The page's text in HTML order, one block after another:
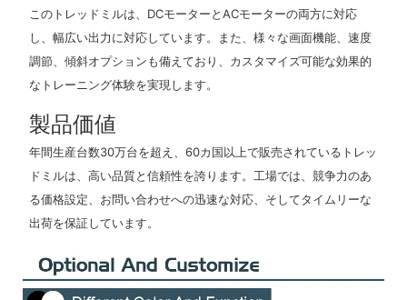
このトレッドミルは、DCモーターとACモーターの両方に対応
し、幅広い出力に対応しています。また、様々な画面機能、速度
調節、傾斜オプションも備えており、カスタマイズ可能な効果的
なトレーニング体験を実現します。
製品価値
年間生産台数30万台を超え、60カ国以上で販売されているトレッ
ドミルは、高い品質と信頼性を誇ります。工場では、競争力のあ
る価格設定、お問い合わせへの迅速な対応、そしてタイムリーな
出荷を保証しています。